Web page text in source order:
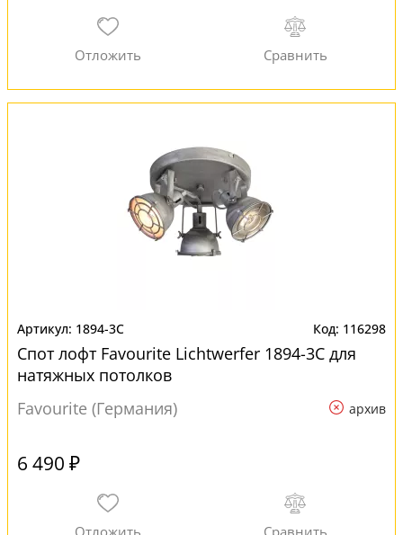
1894-3C 116298
Спот лофт Favourite Lichtwerfer 1894-3C для
натяжных потолков
Favourite (Германия)
архив
6 490 ₽